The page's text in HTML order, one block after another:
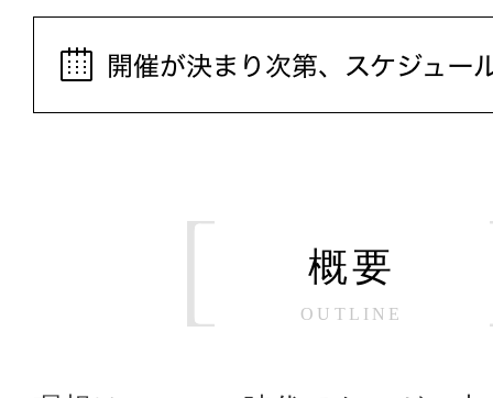
概要
OUTLINE